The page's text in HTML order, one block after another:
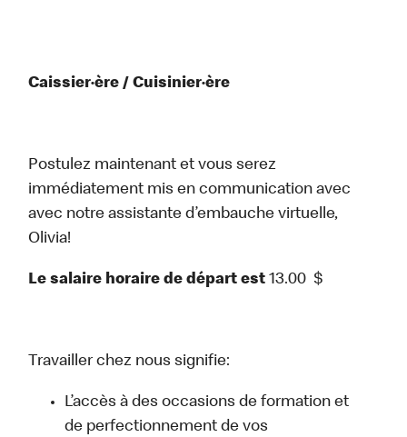
Caissier·ère / Cuisinier·ère
Postulez maintenant et vous serez
immédiatement mis en communication avec
avec notre assistante d’embauche virtuelle,
Olivia!
Le salaire horaire de départ est 13.00 $
Travailler chez nous signifie:
L’accès à des occasions de formation et
de perfectionnement de vos